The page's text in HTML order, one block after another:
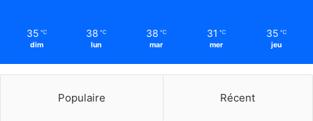
35 ℃
dim
38 ℃
lun
38 ℃
mar
31 ℃
mer
35 ℃
jeu
Populaire Récent